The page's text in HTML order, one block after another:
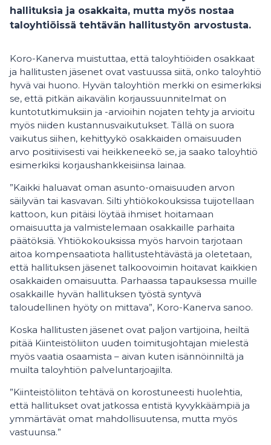
hallituksia ja osakkaita, mutta myös nostaa
taloyhtiöissä tehtävän hallitustyön arvostusta.
Koro-Kanerva muistuttaa, että taloyhtiöiden osakkaat
ja hallitusten jäsenet ovat vastuussa siitä, onko taloyhtiö
hyvä vai huono. Hyvän taloyhtiön merkki on esimerkiksi
se, että pitkän aikavälin korjaussuunnitelmat on
kuntotutkimuksiin ja -arvioihin nojaten tehty ja arvioitu
myös niiden kustannusvaikutukset. Tällä on suora
vaikutus siihen, kehittyykö osakkaiden omaisuuden
arvo positiivisesti vai heikkeneekö se, ja saako taloyhtiö
esimerkiksi korjaushankkeisiinsa lainaa.
”Kaikki haluavat oman asunto-omaisuuden arvon
säilyvän tai kasvavan. Silti yhtiökokouksissa tuijotellaan
kattoon, kun pitäisi löytää ihmiset hoitamaan
omaisuutta ja valmistelemaan osakkaille parhaita
päätöksiä. Yhtiökokouksissa myös harvoin tarjotaan
aitoa kompensaatiota hallitustehtävästä ja oletetaan,
että hallituksen jäsenet talkoovoimin hoitavat kaikkien
osakkaiden omaisuutta. Parhaassa tapauksessa muille
osakkaille hyvän hallituksen työstä syntyvä
taloudellinen hyöty on mittava”, Koro-Kanerva sanoo.
Koska hallitusten jäsenet ovat paljon vartijoina, heiltä
pitää Kiinteistöliiton uuden toimitusjohtajan mielestä
myös vaatia osaamista – aivan kuten isännöinniltä ja
muilta taloyhtiön palveluntarjoajilta.
”Kiinteistöliiton tehtävä on korostuneesti huolehtia,
että hallitukset ovat jatkossa entistä kyvykkäämpiä ja
ymmärtävät omat mahdollisuutensa, mutta myös
vastuunsa.”